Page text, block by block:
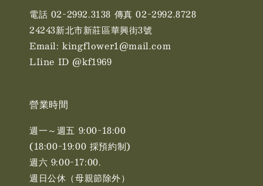
電話 02-2992.3138 傳真 02-2992.8728
24243新北市新莊區華興街3號
Email: kingflower1@mail.com
LIine ID @kf1969
營業時間
週一～週五 9:00-18:00
(18:00-19:00 採預約制)
週六 9:00-17:00. ​​
週日公休（母親節除外）